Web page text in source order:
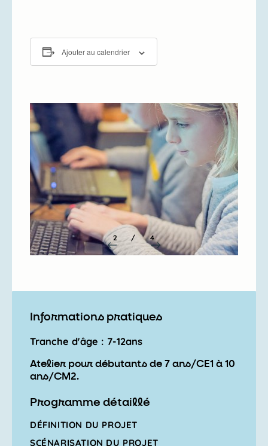
Ajouter au calendrier
2 / 4
Informations pratiques
Tranche d'âge : 7-12ans
Atelier pour débutants de 7 ans/CE1 à 10
ans/CM2.
Programme détaillé
DÉFINITION DU PROJET
SCÉNARISATION DU PROJET